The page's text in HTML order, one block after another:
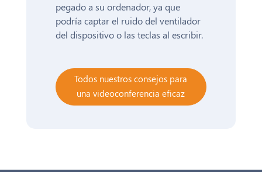
pegado a su ordenador, ya que
podría captar el ruido del ventilador
del dispositivo o las teclas al escribir.
Todos nuestros consejos para
una videoconferencia eficaz